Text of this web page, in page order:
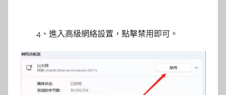
4、進入高級網絡設置，點擊禁用即可。